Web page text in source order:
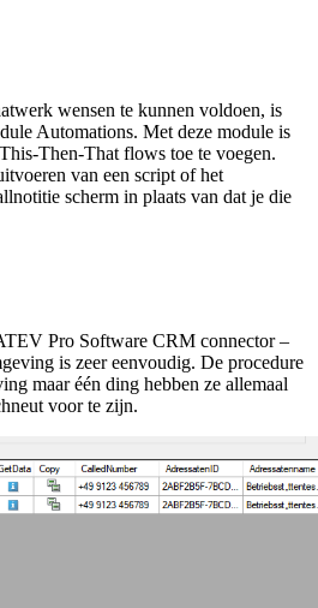
wensen te kunnen voldoen, is
Automations. Met deze module is
Then-That flows toe te voegen.
van een script of het
scherm in plaats van dat je die
Pro Software CRM connector –
is zeer eenvoudig. De procedure
maar één ding hebben ze allemaal
voor te zijn.